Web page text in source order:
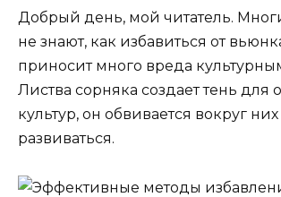
Добрый день, мой читатель.
не знают, как избавиться от
приносит много вреда
Листва сорняка создает тень для
культур, он обвивается вокруг
развиваться.